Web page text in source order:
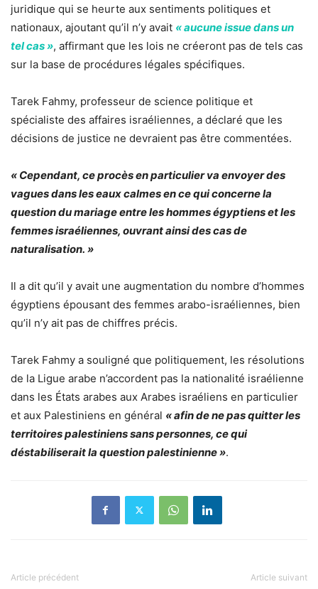
juridique qui se heurte aux sentiments politiques et
nationaux, ajoutant qu’il n’y avait « aucune issue dans un
tel cas », affirmant que les lois ne créeront pas de tels cas
sur la base de procédures légales spécifiques.
Tarek Fahmy, professeur de science politique et
spécialiste des affaires israéliennes, a déclaré que les
décisions de justice ne devraient pas être commentées.
« Cependant, ce procès en particulier va envoyer des
vagues dans les eaux calmes en ce qui concerne la
question du mariage entre les hommes égyptiens et les
femmes israéliennes, ouvrant ainsi des cas de
naturalisation. »
Il a dit qu’il y avait une augmentation du nombre d’hommes
égyptiens épousant des femmes arabo-israéliennes, bien
qu’il n’y ait pas de chiffres précis.
Tarek Fahmy a souligné que politiquement, les résolutions
de la Ligue arabe n’accordent pas la nationalité israélienne
dans les États arabes aux Arabes israéliens en particulier
et aux Palestiniens en général « afin de ne pas quitter les
territoires palestiniens sans personnes, ce qui
déstabiliserait la question palestinienne ».
Article précédent Article suivant